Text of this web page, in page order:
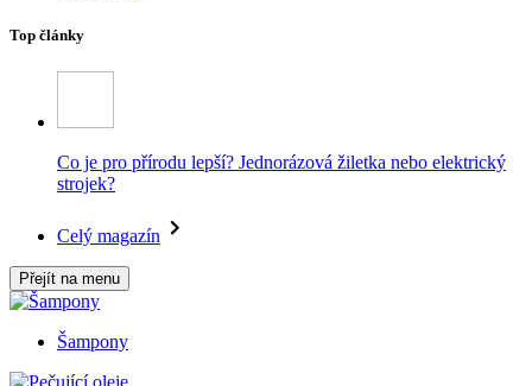
Top články
Co je pro přírodu lepší? Jednorázová žiletka nebo elektrický
strojek?
Celý magazín
Přejít na menu
Šampony